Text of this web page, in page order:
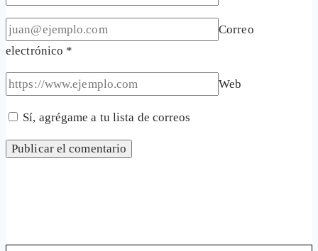
Correo
electrónico *
Web
Sí, agrégame a tu lista de correos